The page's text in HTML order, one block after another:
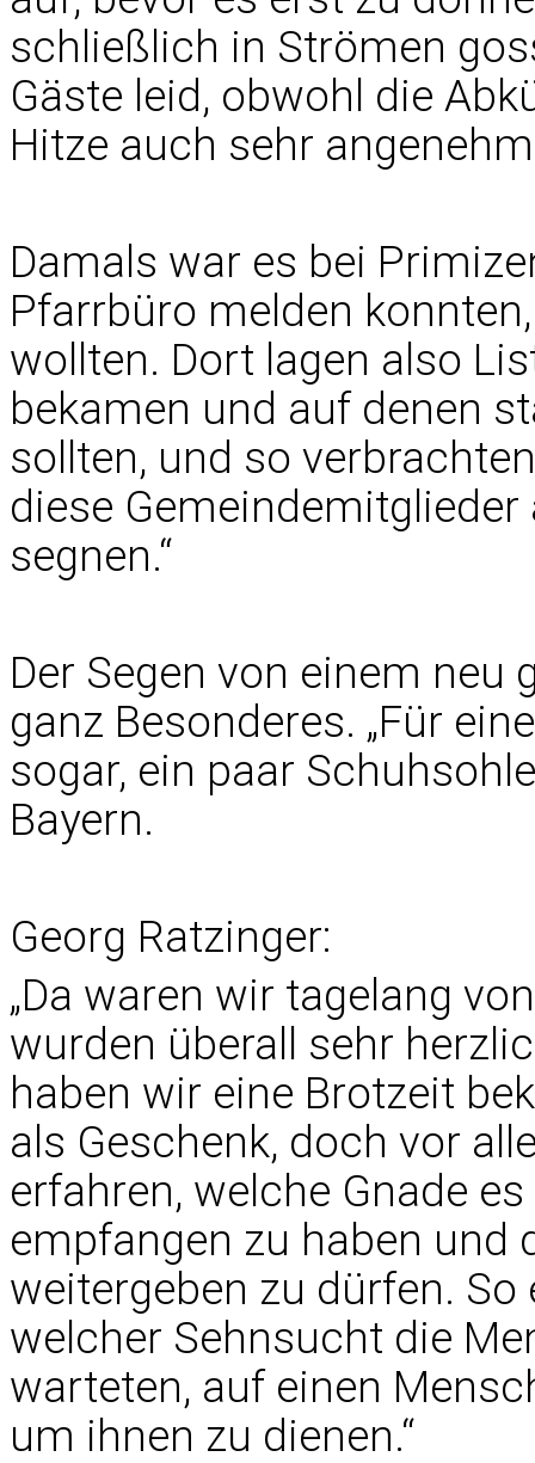
schließlich in Strömen
Gäste leid, obwohl die
Hitze auch sehr
Damals war es bei
Pfarrbüro melden
wollten. Dort lagen also
bekamen und auf denen
sollten, und so
diese
segnen.“
Der Segen von einem
ganz Besonderes. „Für
sogar, ein paar
Bayern.
Georg Ratzinger:
„Da waren wir tagelang
wurden überall sehr
haben wir eine Brotzeit
als Geschenk, doch vor
erfahren, welche Gnade
empfangen zu haben und
weitergeben zu dürfen.
welcher Sehnsucht die
warteten, auf einen
um ihnen zu dienen.“